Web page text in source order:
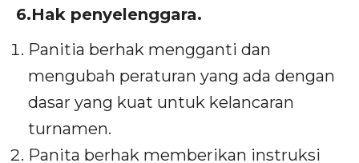
6.Hak penyelenggara.
Panitia berhak mengganti dan
mengubah peraturan yang ada dengan
dasar yang kuat untuk kelancaran
turnamen.
Panita berhak memberikan instruksi